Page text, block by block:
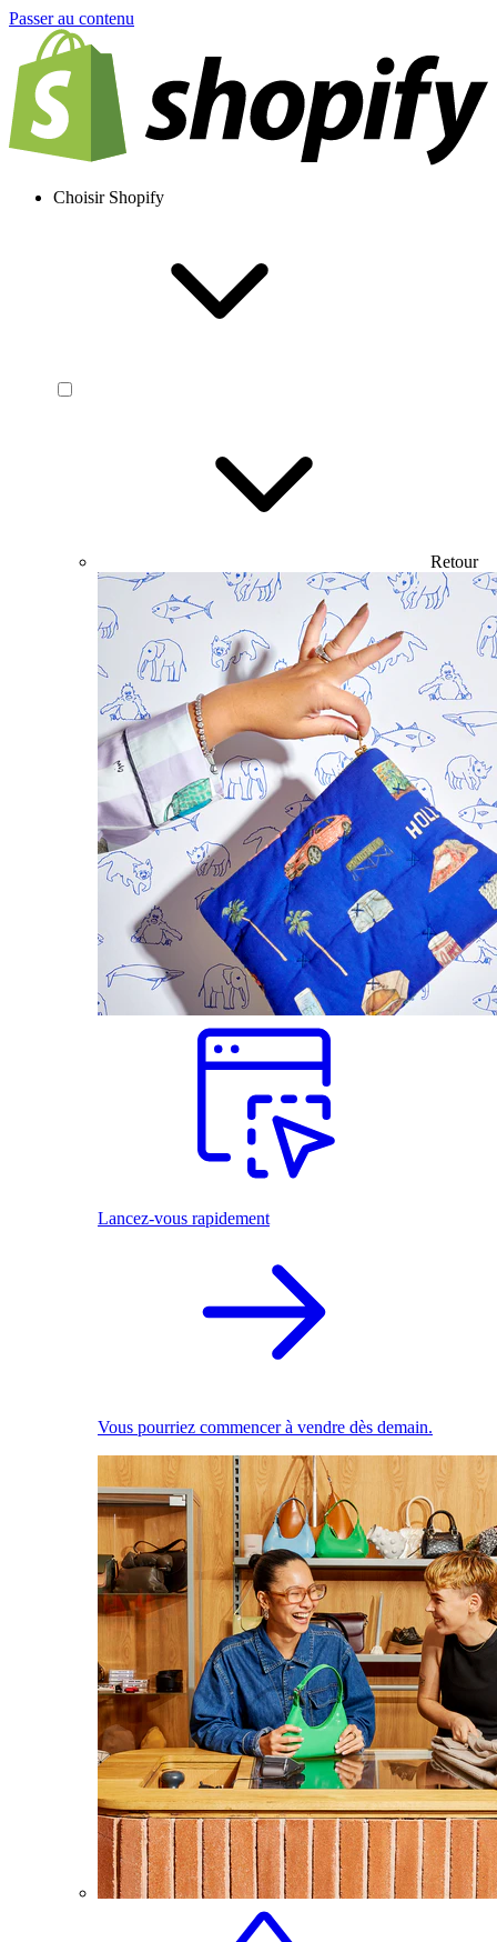
Passer au contenu
Choisir Shopify
Retour
Lancez-vous rapidement
Vous pourriez commencer à vendre dès demain.